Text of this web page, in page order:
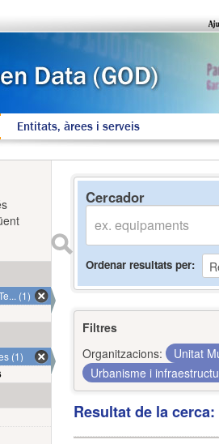
Entitats, àrees i serveis
Cercador
Ordenar resultats per
Filtres
Organitzacions:
Unitat
Urbanisme i
Resultat de la
(1)
(1)